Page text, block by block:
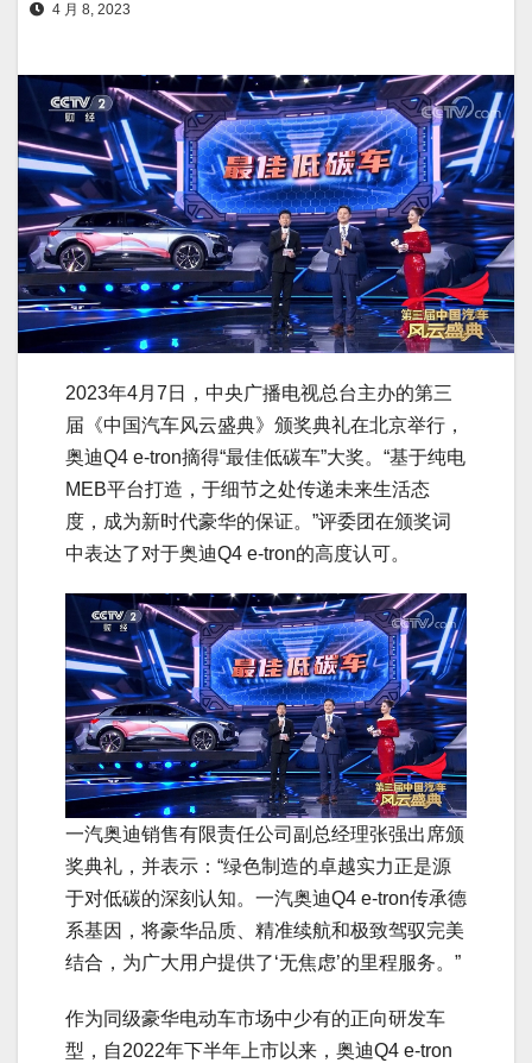
4 月 8, 2023
2023年4月7日，中央广播电视总台主办的第三
届《中国汽车风云盛典》颁奖典礼在北京举行，
奥迪Q4 e-tron摘得“最佳低碳车”大奖。“基于纯电
MEB平台打造，于细节之处传递未来生活态
度，成为新时代豪华的保证。”评委团在颁奖词
中表达了对于奥迪Q4 e-tron的高度认可。
一汽奥迪销售有限责任公司副总经理张强出席颁
奖典礼，并表示：“绿色制造的卓越实力正是源
于对低碳的深刻认知。一汽奥迪Q4 e-tron传承德
系基因，将豪华品质、精准续航和极致驾驭完美
结合，为广大用户提供了‘无焦虑’的里程服务。”
作为同级豪华电动车市场中少有的正向研发车
型，自2022年下半年上市以来，奥迪Q4 e-tron